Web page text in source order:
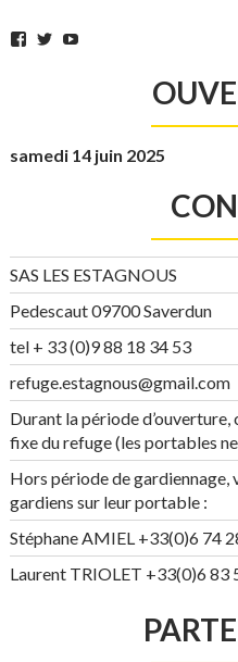
Facebook
TwitterYouTube
samedi 14 juin 2025
SAS LES ESTAGNOUS
Pedescaut 09700 Saverdun
tel + 33 (0)9 88 18 34 53
refuge.estagnous@gmail.com
Durant la période
fixe du refuge (les portables
Hors période de gardiennage,
gardiens sur leur portable :
Stéphane AMIEL +33(0)6 74
Laurent TRIOLET +33(0)6 83